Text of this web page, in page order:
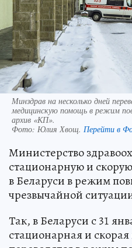
Минздрав на несколько дней
медицинскую помощь в режим
архив «КП».
Фото: Юлия Хвощ. Перейти в
Министерство
стационарную и
в Беларуси в режим
чрезвычайной
Так, в Беларуси с 31
стационарная и